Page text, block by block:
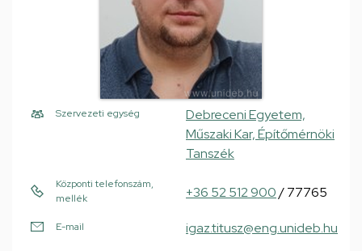
Szervezeti egység
Debreceni Egyetem,
Műszaki Kar, Építőmérnöki
Tanszék
Központi telefonszám,
mellék
+36 52 512 900/ 77765
E-mail igaz.titusz@eng.unideb.hu